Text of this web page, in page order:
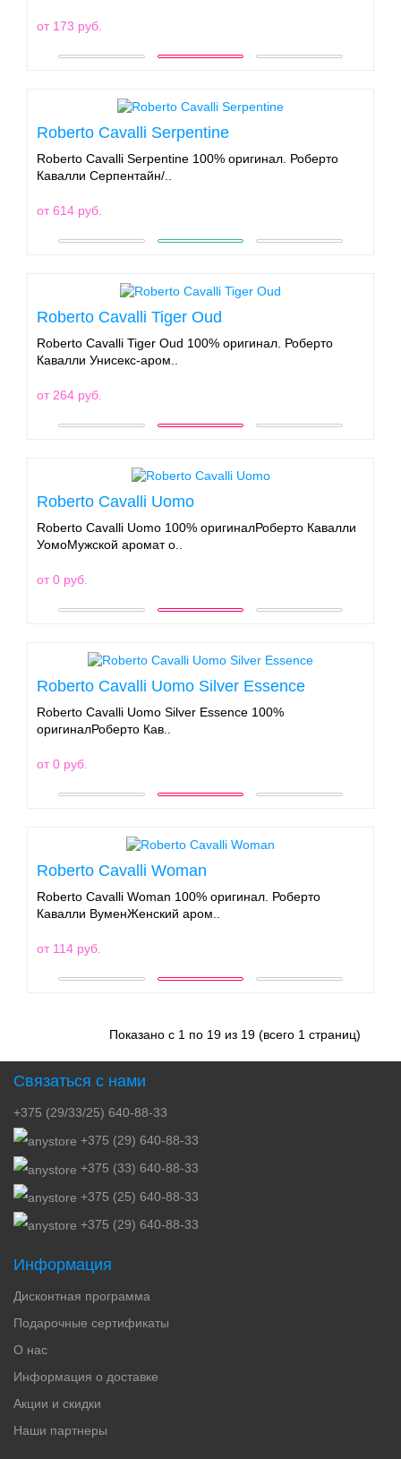
от 173 руб.
Roberto Cavalli Serpentine
Roberto Cavalli Serpentine 100% оригинал. Роберто
Кавалли Серпентайн/..
от 614 руб.
Roberto Cavalli Tiger Oud
Roberto Cavalli Tiger Oud 100% оригинал. Роберто
Кавалли Унисекс-аром..
от 264 руб.
Roberto Cavalli Uomo
Roberto Cavalli Uomo 100% оригиналРоберто Кавалли
УомоМужской аромат о..
от 0 руб.
Roberto Cavalli Uomo Silver Essence
Roberto Cavalli Uomo Silver Essence 100%
оригиналРоберто Кав..
от 0 руб.
Roberto Cavalli Woman
Roberto Cavalli Woman 100% оригинал. Роберто
Кавалли ВуменЖенский аром..
от 114 руб.
Показано с 1 по 19 из 19 (всего 1 страниц)
Связаться с нами
+375 (29/33/25) 640-88-33
+375 (29) 640-88-33
+375 (33) 640-88-33
+375 (25) 640-88-33
+375 (29) 640-88-33
Информация
Дисконтная программа
Подарочные сертификаты
О нас
Информация о доставке
Акции и скидки
Наши партнеры